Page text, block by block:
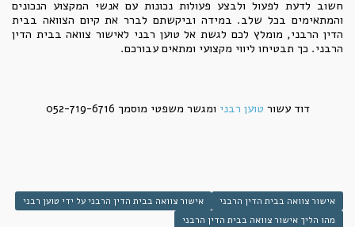
חשוב לדעת לפעול ולבצע פעולות נכונות עם אנשי המקצוע הנכונים
והמתאימים בכל שלב. במידה וביקשתם לברר את קיום הצוואה בבית
הדין הרבני, מומלץ לכם לגשת אל טוען רבני לאישור צוואה בבית הדין
הרבני. כך תבטיחו ליווי מקצועי ומתאים עבורכם.
דוד עשור טוען רבני ומגשר משפטי מוסמך 052-719-6716
אישור צוואה בבית הדין הרבני
אישור צוואה בבית הדין הרבני על ידי טוען רבני
מהו הליך אישור צוואה בבית הדין הרבני